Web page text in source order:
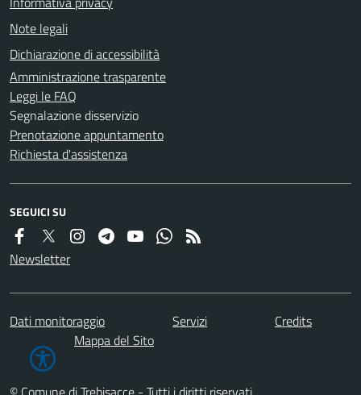
Note legali
Dichiarazione di accessibilità
Amministrazione trasparente
Leggi le FAQ
Segnalazione disservizio
Prenotazione appuntamento
Richiesta d'assistenza
SEGUICI SU
Newsletter
Dati monitoraggio Servizi
Credits
Mappa del Sito